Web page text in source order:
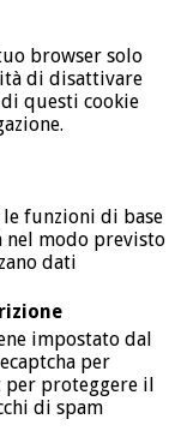
browser solo
di disattivare
questi cookie
funzioni di base
nel modo previsto
dati
impostato dal
per
proteggere il
di spam